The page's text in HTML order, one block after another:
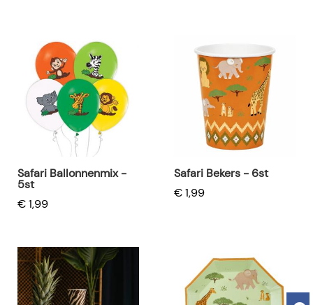
Safari Ballonnenmix -
5st
€ 1,99
Safari Bekers - 6st
€ 1,99